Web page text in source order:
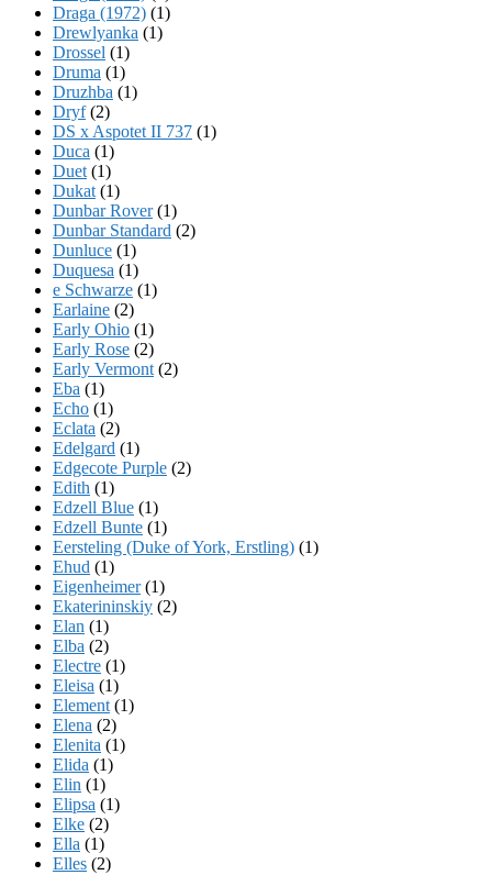
Draga (1972) (1)
Drewlyanka (1)
Drossel (1)
Druma (1)
Druzhba (1)
Dryf(2)
DS x Aspotet II 737 (1)
Duca (1)
Duet (1)
Dukat (1)
Dunbar Rover(1)
Dunbar Standard (2)
Dunluce (1)
Duquesa (1)
e Schwarze (1)
Earlaine (2)
Early Ohio (1)
Early Rose (2)
Early Vermont (2)
Eba (1)
Echo (1)
Eclata (2)
Edelgard (1)
Edgecote Purple (2)
Edith (1)
Edzell Blue (1)
Edzell Bunte (1)
Eersteling (Duke of York, Erstling) (1)
Ehud (1)
Eigenheimer(1)
Ekaterininskiy (2)
Elan (1)
Elba (2)
Electre (1)
Eleisa (1)
Element (1)
Elena (2)
Elenita (1)
Elida (1)
Elin (1)
Elipsa (1)
Elke (2)
Ella (1)
Elles (2)